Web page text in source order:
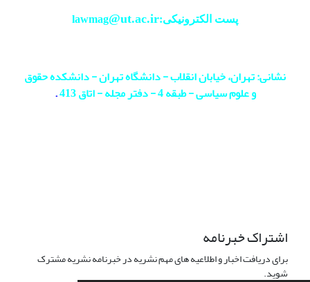
پست الکترونیکی:lawmag@ut.ac.ir
نشانی: تهران، خیابان انقلاب - دانشگاه تهران - دانشکده حقوق
و علوم سیاسی - طبقه 4 - دفتر مجله - اتاق 413
.
اشتراک خبرنامه
برای دریافت اخبار و اطلاعیه های مهم نشریه در خبرنامه نشریه مشترک
شوید.